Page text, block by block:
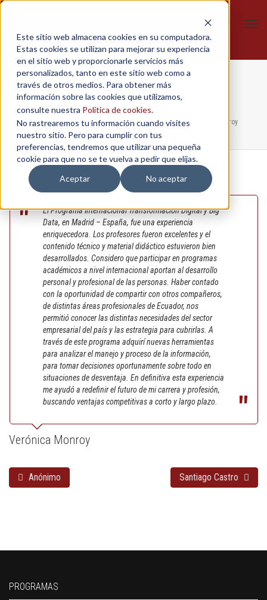
Este sitio web almacena cookies en su computadora.
Estas cookies se utilizan para mejorar su experiencia
en el sitio web y proporcionarle servicios más
personalizados, tanto en este sitio web como a
través de otros medios. Para obtener más
información sobre las cookies que utilizamos,
consulte nuestra Política de cookies.
No rastrearemos tu información cuando visites
nuestro sitio. Pero para cumplir con tus
preferencias, tendremos que utilizar una pequeña
cookie para que no se te vuelva a pedir que elijas.
Aceptar
No aceptar
Verónica Monroy
Home / Gerencia Liderazgo y Toma de Decisiones / Verónica Monroy
El Programa Internacional Transformación Digital y Big
Data, en Madrid – España, fue una experiencia
enriquecedora. Los profesores fueron excelentes y el
contenido técnico y material didáctico estuvieron bien
desarrollados. Considero que participar en programas
académicos a nivel internacional aportan al desarrollo
personal y profesional de las personas. Haber contado
con la oportunidad de compartir con otros compañeros,
de distintas áreas profesionales de Ecuador, nos
permitió conocer las distintas necesidades del sector
empresarial del país y las estrategia para cubrirlas. A
través de este programa adquirí nuevas herramientas
para analizar el manejo y proceso de la información,
para tomar decisiones oportunamente sobre todo en
situaciones de desventaja. En definitiva esta experiencia
me ayudó a redefinir el futuro de mi carrera y profesión,
buscando ventajas competitivas a corto y largo plazo.
Verónica Monroy
Anónimo Santiago Castro
PROGRAMAS